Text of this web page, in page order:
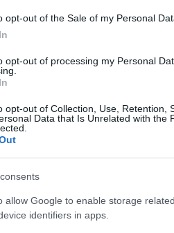
opt-out of the Sale of my Personal
opt-out of processing my Personal
opt-out of Collection, Use, Retention,
Data that Is Unrelated with the
allow Google to enable storage
identifiers in apps.
de nekünk,
a 256 Mbites dupla
3 dollárra a hónap
szánt LCD panelek
elemzője szerint a
számítógép-gyártók ilyen